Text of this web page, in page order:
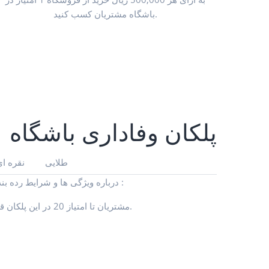
باشگاه مشتریان کسب کنید.
پلکان وفاداری باشگاه
نقره
طلایی
درباره ویژگی ها و شرایط رده بندی غیرفعال بدانید :
مشتریان تا امتیاز 20 در این پلکان قرار میگیرند.